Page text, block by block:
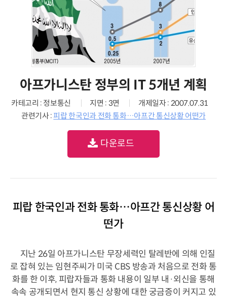
아프가니스탄 정부의 IT 5개년 계획
카테고리 : 정보통신 지면 : 3면
개제일자 : 2007.07.31
관련기사 : 피랍 한국인과 전화 통화…아프간 통신상황 어떤가
다운로드
피랍 한국인과 전화 통화…아프간 통신상황 어
떤가
지난 26일 아프가니스탄 무장세력인 탈레반에 의해 인질
로 잡혀 있는 임현주씨가 미국 CBS 방송과 처음으로 전화 통
화를 한 이후, 피랍자들과 통화 내용이 일부 내·외신을 통해
속속 공개되면서 현지 통신 상황에 대한 궁금증이 커지고 있